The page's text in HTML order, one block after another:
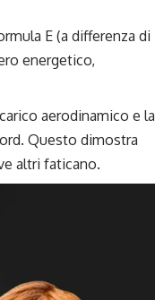
E (a differenza di
energetico,
aerodinamico e la
Questo dimostra
altri faticano.